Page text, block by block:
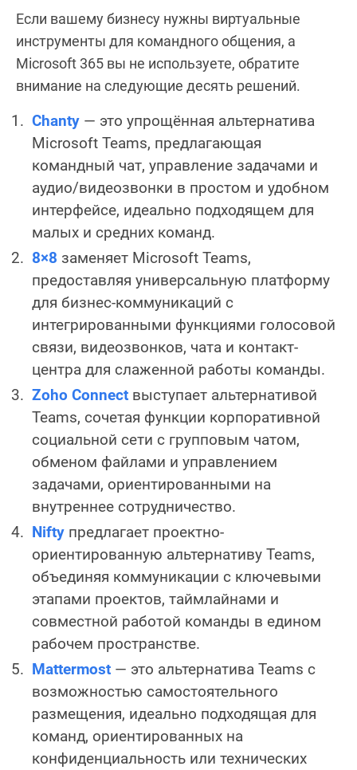
Если вашему бизнесу нужны виртуальные
инструменты для командного общения, а
Microsoft 365 вы не используете, обратите
внимание на следующие десять решений.
Chanty — это упрощённая альтернатива
Microsoft Teams, предлагающая
командный чат, управление задачами и
аудио/видеозвонки в простом и удобном
интерфейсе, идеально подходящем для
малых и средних команд.
8×8 заменяет Microsoft Teams,
предоставляя универсальную платформу
для бизнес-коммуникаций с
интегрированными функциями голосовой
связи, видеозвонков, чата и контакт-
центра для слаженной работы команды.
Zoho Connect выступает альтернативой
Teams, сочетая функции корпоративной
социальной сети с групповым чатом,
обменом файлами и управлением
задачами, ориентированными на
внутреннее сотрудничество.
Nifty предлагает проектно-
ориентированную альтернативу Teams,
объединяя коммуникации с ключевыми
этапами проектов, таймлайнами и
совместной работой команды в едином
рабочем пространстве.
Mattermost — это альтернатива Teams с
возможностью самостоятельного
размещения, идеально подходящая для
команд, ориентированных на
конфиденциальность или технических